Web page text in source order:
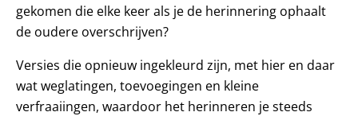
gekomen die elke keer als je de herinnering ophaalt
de oudere overschrijven?
Versies die opnieuw ingekleurd zijn, met hier en daar
wat weglatingen, toevoegingen en kleine
verfraaiingen, waardoor het herinneren je steeds